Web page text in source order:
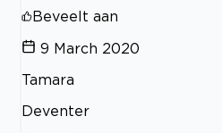
Beveelt aan
9 March 2020
Tamara
Deventer